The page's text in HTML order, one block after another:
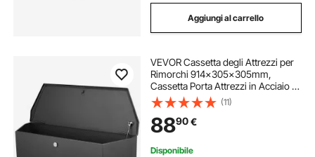
Aggiungi al carrello
VEVOR Cassetta degli Attrezzi per
Rimorchi 914x305x305mm,
Cassetta Porta Attrezzi in Acciaio al
Carbonio per Rimorchi o Bracci con
Serratura Chiave Resistente alle
Intemperie per Traslochi Camion
Auto
(11)
8890€
Disponibile